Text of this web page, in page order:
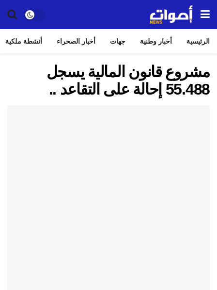
الرئيسية أخبار وطنية جهات أخبار الصحراء أنشطة ملكية
مشروع قانون المالية يسجل
55.488 إحالة على التقاعد ..